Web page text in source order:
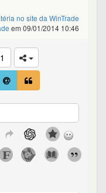
no site da WinTrade
em 09/01/2014 10:46